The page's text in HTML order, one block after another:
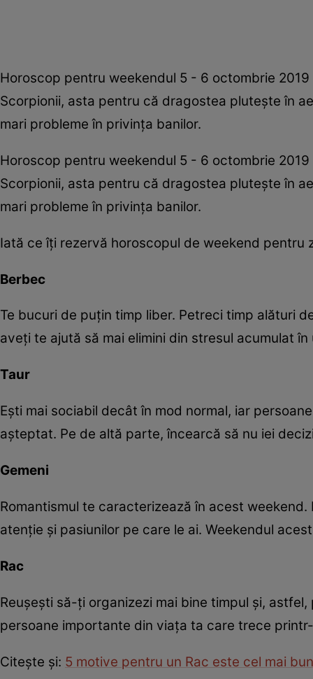
Horoscop pentru weekendul 5 - 6 octombrie
Scorpionii, asta pentru că dragostea pluteşte în
mari probleme în privinţa banilor.
Horoscop pentru weekendul 5 - 6 octombrie
Scorpionii, asta pentru că dragostea pluteşte în
mari probleme în privinţa banilor.
Iată ce îţi rezervă horoscopul de weekend pentru
Berbec
Te bucuri de puţin timp liber. Petreci timp alături
aveţi te ajută să mai elimini din stresul acumulat
Taur
Eşti mai sociabil decât în mod normal, iar
aşteptat. Pe de altă parte, încearcă să nu iei
Gemeni
Romantismul te caracterizează în acest
atenţie şi pasiunilor pe care le ai. Weekendul
Rac
Reuşeşti să-ţi organizezi mai bine timpul şi,
persoane importante din viaţa ta care trece
Citeşte şi: 5 motive pentru un Rac este cel mai